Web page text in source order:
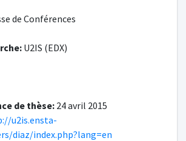
de Conférences
U2IS (EDX)
de thèse: 24 avril 2015
u2is.ensta-
diaz/index.php?lang=en